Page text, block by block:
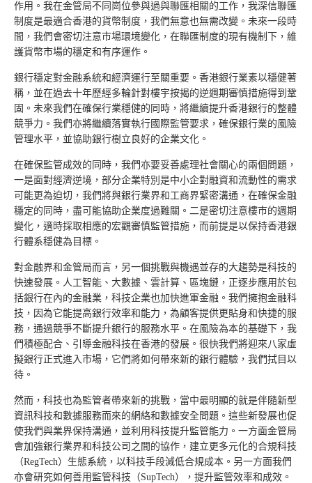
作用。我在金管局不同崗位參與過與聯匯相關的工作，我深信聯匯
制度是最適合香港的貨幣制度，我們無意也無需改變。未來一段時
間，我們會密切注意市場環境變化，在聯匯制度的現有機制下，維
護貨幣市場的穩定和有序運作。
銀行穩定對金融系統和經濟運行至關重要。香港銀行業素以穩健著
稱，並在過去十年歷經多輪針對樓宇按揭的逆週期審慎措施得到鞏
固。未來我們在確保行業穩健的同時，將繼續提升香港銀行的整體
競爭力。我們亦將繼續落實執行國際監管要求，確保銀行業的風險
管理水平，並協助銀行樹立良好的企業文化。
在確保監管成效的同時，我們亦要妥善處理社會關心的兩個問題，
一是面對經濟逆境，部分企業特別是中小企對融資和流動性的需求
可能更為迫切，我們將與銀行業界和工商界緊密溝通，在確保金融
穩定的同時，盡可能協助企業度過難關。二是密切注意樓市的週期
變化，適時採取相應的宏觀審慎監管措施，而前提是以保持香港銀
行體系穩健為目標。
對金融界和金管局而言，另一個挑戰與機遇並存的大趨勢是科技的
快速發展。人工智能、大數據、雲計算、區塊鏈，正逐步應用於包
括銀行在內的金融業，科技企業也加快進軍金融。我們擁抱金融科
技，因為它能提高銀行效率和能力，為顧客提供更貼身和快捷的服
務，通過競爭不斷提升銀行的服務水平。在風險為本的基礎下，我
們積極配合、引導金融科技在香港的發展。很快我們將迎來八家虛
擬銀行正式進入市場，它們將如何帶來新的銀行體驗，我們拭目以
待。
然而，科技也為監管者帶來新的挑戰，當中最明顯的就是伴隨新型
資訊科技和數據服務而來的網絡和數據安全問題。這些新發展也促
使我們與業界保持溝通，並利用科技提升監管能力。一方面金管局
會加強銀行業界和科技公司之間的協作，建立更多元化的合規科技
（RegTech）生態系統，以科技手段減低合規成本。另一方面我們
亦會研究如何善用監管科技（SupTech），提升監管效率和成效。